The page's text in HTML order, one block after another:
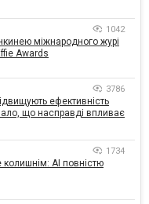
1042
міжнародного журі
Awards
3786
ефективність
що насправді впливає
1734
колишнім: AI повністю